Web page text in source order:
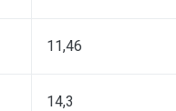
11,46
14,3